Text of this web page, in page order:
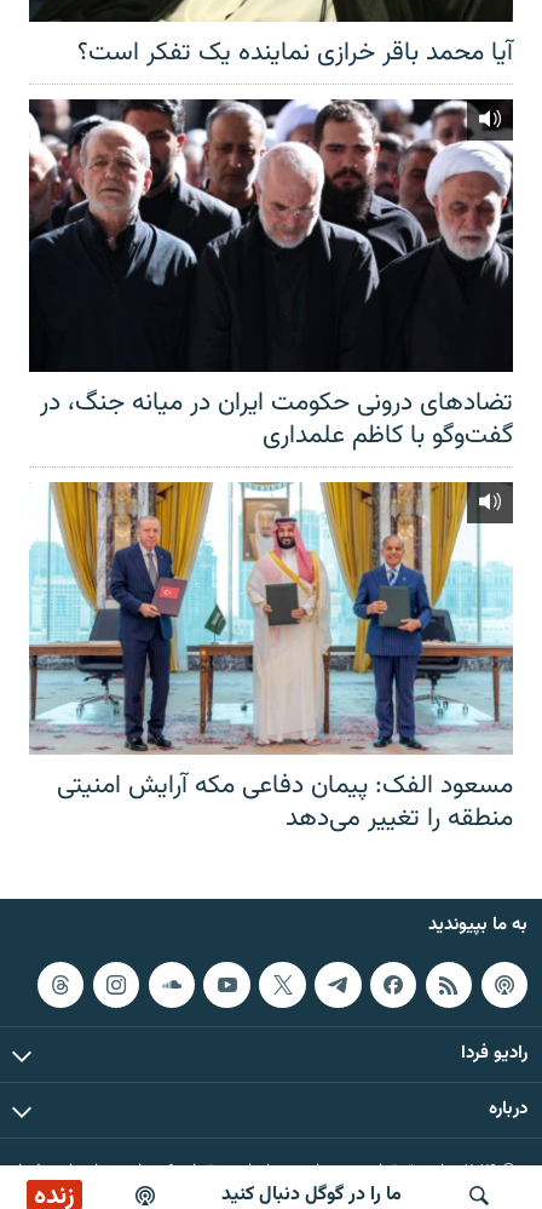
ما را در گوگل دنبال کنید زنده
آیا محمد باقر خرازی نماینده یک تفکر است؟
تضادهای درونی حکومت ایران در میانه جنگ، در
گفت‌‌وگو با کاظم علمداری
مسعود الفک: پیمان دفاعی مکه آرایش امنیتی
منطقه را تغییر می‌دهد
به ما بپیوندید
رادیو فردا
درباره
© ۲۰۲۶ تمام حقوق این وب‌سایت، بر اساس مقررات کپی‌رایت، برای رادیو فردا
محفوظ است.